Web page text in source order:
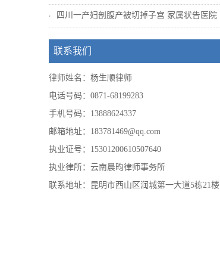
四川一产妇剖腹产被切掉子宫 家属状告医院
联系我们
律师姓名：杨生顺律师
电话号码：0871-68199283
手机号码：13888624337
邮箱地址：183781469@qq.com
执业证号：15301200610507640
执业律所：云南晨昀律师事务所
联系地址：昆明市西山区润城第一大道5栋21楼